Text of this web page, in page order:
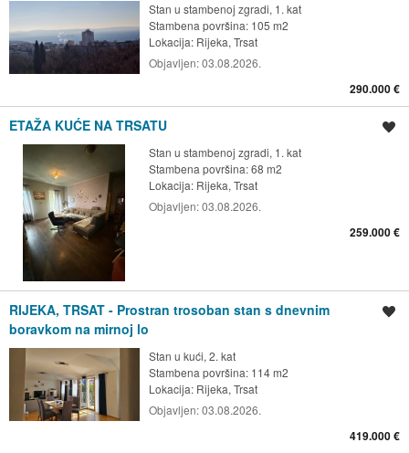
Stan u stambenoj zgradi, 1. kat
Stambena površina: 105 m2
Lokacija: Rijeka, Trsat
Objavljen:03.08.2026.
290.000 €
ETAŽA KUĆE NA TRSATU
Stan u stambenoj zgradi, 1. kat
Stambena površina: 68 m2
Lokacija: Rijeka, Trsat
Objavljen:03.08.2026.
259.000 €
RIJEKA, TRSAT - Prostran trosoban stan s dnevnim
boravkom na mirnoj lo
Stan u kući, 2. kat
Stambena površina: 114 m2
Lokacija: Rijeka, Trsat
Objavljen:03.08.2026.
419.000 €